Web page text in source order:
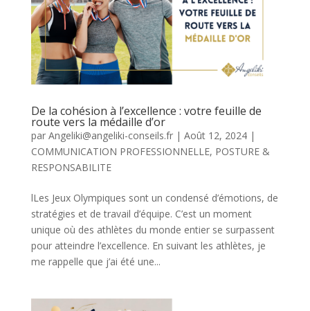
De la cohésion à l’excellence : votre feuille de
route vers la médaille d’or
par Angeliki@angeliki-conseils.fr| Août 12, 2024|
COMMUNICATION PROFESSIONNELLE, POSTURE &
RESPONSABILITE
lLes Jeux Olympiques sont un condensé d’émotions, de
stratégies et de travail d’équipe. C’est un moment
unique où des athlètes du monde entier se surpassent
pour atteindre l’excellence. En suivant les athlètes, je
me rappelle que j’ai été une...